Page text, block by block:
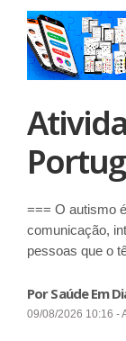
=== O autismo
comunicação,
pessoas que o
Por Saúde Em
09/08/2026 10:16 -